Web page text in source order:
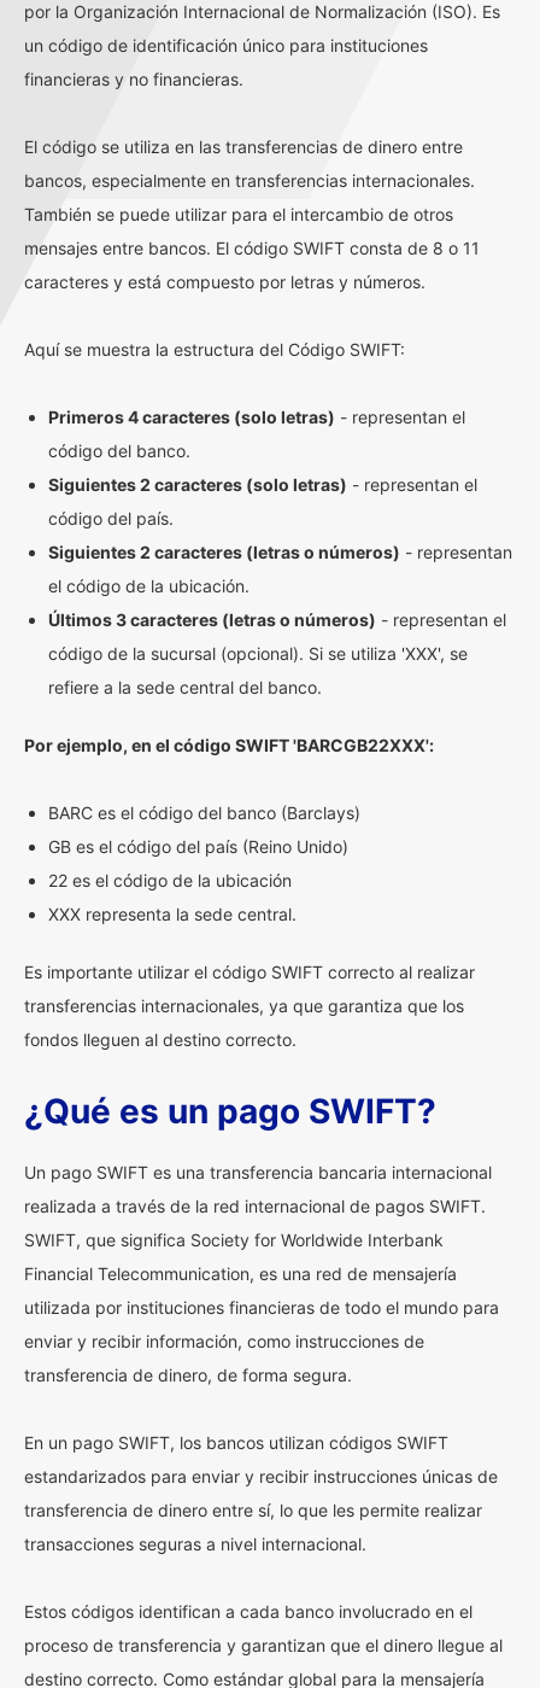
por la Organización Internacional de Normalización (ISO). Es
un código de identificación único para instituciones
financieras y no financieras.
El código se utiliza en las transferencias de dinero entre
bancos, especialmente en transferencias internacionales.
También se puede utilizar para el intercambio de otros
mensajes entre bancos. El código SWIFT consta de 8 o 11
caracteres y está compuesto por letras y números.
Aquí se muestra la estructura del Código SWIFT:
Primeros 4 caracteres (solo letras) - representan el
código del banco.
Siguientes 2 caracteres (solo letras) - representan el
código del país.
Siguientes 2 caracteres (letras o números) - representan
el código de la ubicación.
Últimos 3 caracteres (letras o números) - representan el
código de la sucursal (opcional). Si se utiliza 'XXX', se
refiere a la sede central del banco.
Por ejemplo, en el código SWIFT 'BARCGB22XXX':
BARC es el código del banco (Barclays)
GB es el código del país (Reino Unido)
22 es el código de la ubicación
XXX representa la sede central.
Es importante utilizar el código SWIFT correcto al realizar
transferencias internacionales, ya que garantiza que los
fondos lleguen al destino correcto.
¿Qué es un pago SWIFT?
Un pago SWIFT es una transferencia bancaria internacional
realizada a través de la red internacional de pagos SWIFT.
SWIFT, que significa Society for Worldwide Interbank
Financial Telecommunication, es una red de mensajería
utilizada por instituciones financieras de todo el mundo para
enviar y recibir información, como instrucciones de
transferencia de dinero, de forma segura.
En un pago SWIFT, los bancos utilizan códigos SWIFT
estandarizados para enviar y recibir instrucciones únicas de
transferencia de dinero entre sí, lo que les permite realizar
transacciones seguras a nivel internacional.
Estos códigos identifican a cada banco involucrado en el
proceso de transferencia y garantizan que el dinero llegue al
destino correcto. Como estándar global para la mensajería